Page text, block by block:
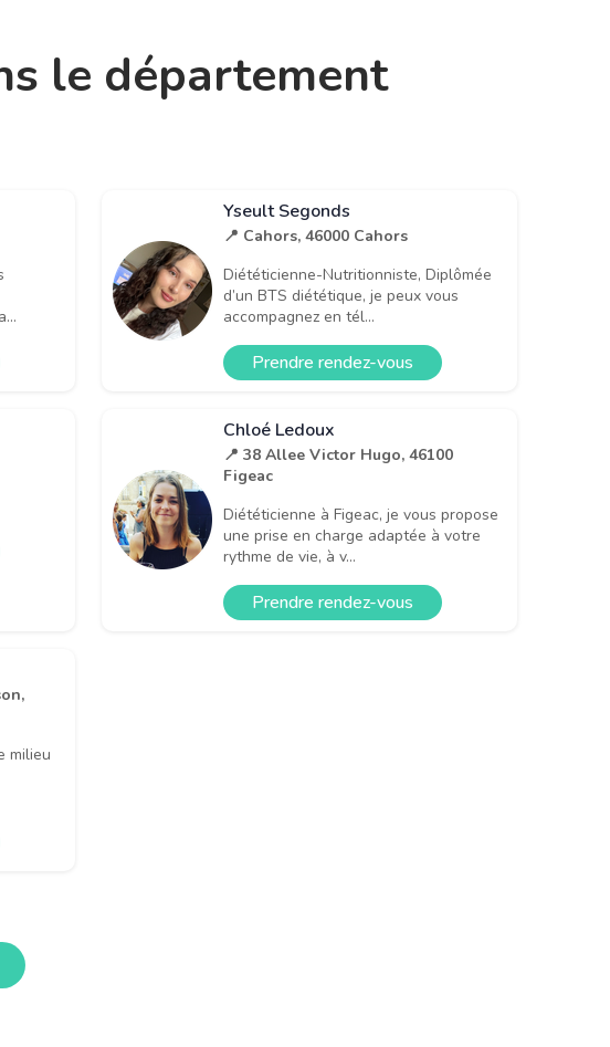
le département
Yseult Segonds
📍 Cahors, 46000 Cahors
Diététicienne-Nutritionniste, Diplômée
d’un BTS diététique, je peux vous
accompagnez en tél...
Prendre rendez-vous
Chloé Ledoux
📍 38 Allee Victor Hugo, 46100
Figeac
Diététicienne à Figeac, je vous propose
une prise en charge adaptée à votre
rythme de vie, à v...
Prendre rendez-vous
milieu